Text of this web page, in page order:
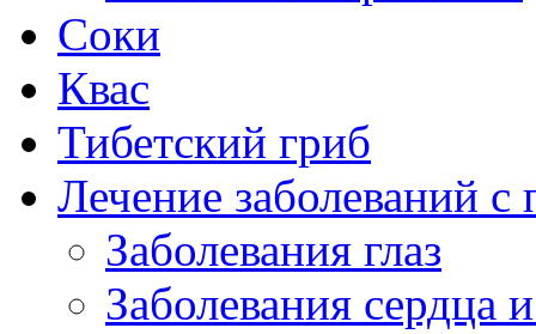
Соки
Квас
Тибетский гриб
Лечение заболеваний
Заболевания глаз
Заболевания сердца